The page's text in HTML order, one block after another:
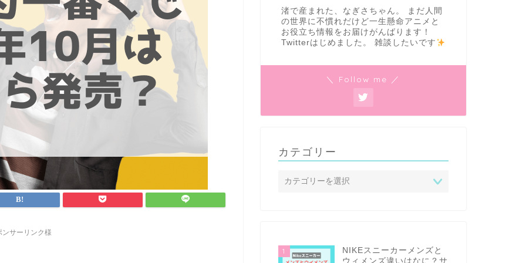
ンサーリンク様
渚で産まれた、なぎさちゃん。 まだ人間
の世界に不慣れだけど一生懸命アニメと
お役立ち情報をお届けがんばります！
Twitterはじめました。 雑談したいです
＼ Follow me ／
カテゴリー
1
NIKEスニーカーメンズと
ウィメンズ違いはなに？サ